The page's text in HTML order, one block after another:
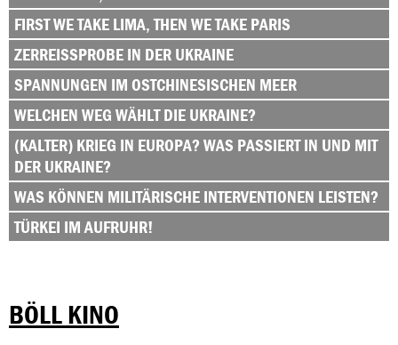
FIRST WE TAKE LIMA, THEN WE TAKE PARIS
ZERREISSPROBE IN DER UKRAINE
SPANNUNGEN IM OSTCHINESISCHEN MEER
WELCHEN WEG WÄHLT DIE UKRAINE?
(KALTER) KRIEG IN EUROPA? WAS PASSIERT IN UND MIT
DER UKRAINE?
WAS KÖNNEN MILITÄRISCHE INTERVENTIONEN LEISTEN?
TÜRKEI IM AUFRUHR!
BÖLL KINO